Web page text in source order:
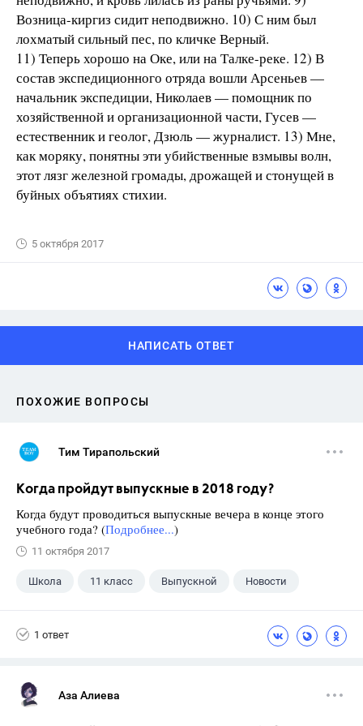
Возница-киргиз сидит неподвижно. 10) С ним был
лохматый сильный пес, по кличке Верный.
11) Теперь хорошо на Оке, или на Талке-реке. 12) В
состав экспедиционного отряда вошли Арсеньев —
начальник экспедиции, Николаев — помощник по
хозяйственной и организационной части, Гусев —
естественник и геолог, Дзюль — журналист. 13) Мне,
как моряку, понятны эти убийственные взмывы волн,
этот лязг железной громады, дрожащей и стонущей в
буйных объятиях стихии.
5 октября 2017
НАПИСАТЬ ОТВЕТ
ПОХОЖИЕ ВОПРОСЫ
Тим Тирапольский
Когда пройдут выпускные в 2018 году?
Когда будут проводиться выпускные вечера в конце этого
учебного года? (Подробнее...)
11 октября 2017
Школа 11 класс Выпускной Новости
1 ответ
Аза Алиева